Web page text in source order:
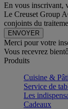
En vous inscrivant,
Le Creuset Group
conjoints du
Merci pour votre
Vous recevrez
Produits
Cuisine &
Service de
Les
Cadeaux